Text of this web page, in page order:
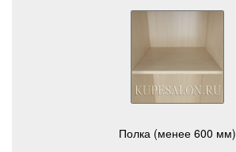
Полка (менее 600 мм)